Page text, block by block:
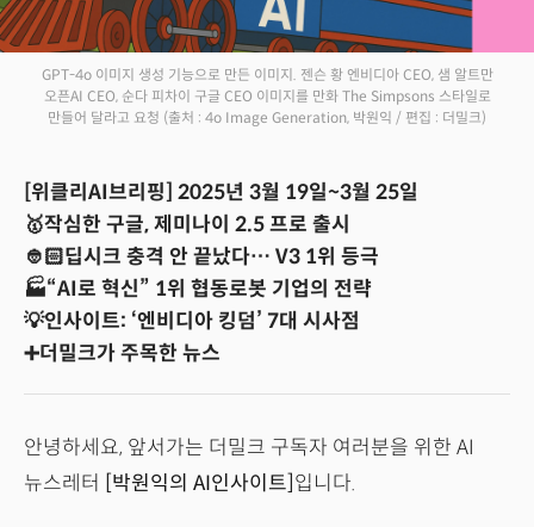
GPT-4o 이미지 생성 기능으로 만든 이미지. 젠슨 황 엔비디아 CEO, 샘 알트만
오픈AI CEO, 순다 피차이 구글 CEO 이미지를 만화 The Simpsons 스타일로
만들어 달라고 요청 (출처 : 4o Image Generation, 박원익 / 편집 : 더밀크)
[위클리AI브리핑] 2025년 3월 19일~3월 25일
🥇작심한 구글, 제미나이 2.5 프로 출시
👲🏻딥시크 충격 안 끝났다… V3 1위 등극
🏭“AI로 혁신” 1위 협동로봇 기업의 전략
💡인사이트: ‘엔비디아 킹덤’ 7대 시사점
➕더밀크가 주목한 뉴스
안녕하세요, 앞서가는 더밀크 구독자 여러분을 위한 AI
뉴스레터
[박원익의 AI인사이트] 입니다.